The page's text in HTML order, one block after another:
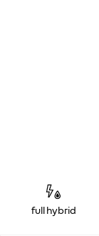
full hybrid